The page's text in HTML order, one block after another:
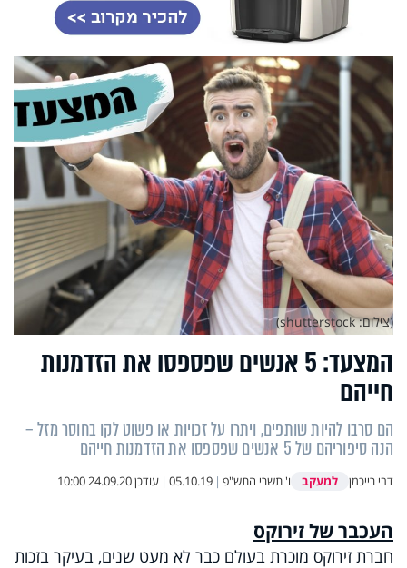
המצעד: 5 אנשים שפספסו את הזדמנות
חייהם
הם סרבו להיות שותפים, ויתרו על זכויות או פשוט לקו בחוסר מזל –
הנה סיפוריהם של 5 אנשים שפספסו את הזדמנות חייהם
דבי רייכמן למעקב ו' תשרי התש"פ |
05.10.19
| עודכן24.09.20 10:00
(צילום: shutterstock)
העכבר של זירוקס
חברת זירוקס מוכרת בעולם כבר לא מעט שנים, בעיקר בזכות